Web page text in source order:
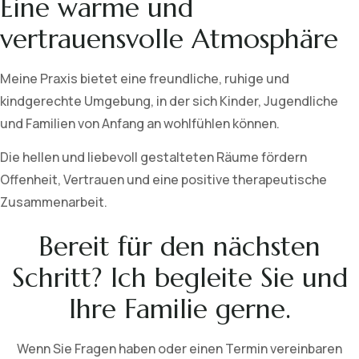
Eine warme und
vertrauensvolle Atmosphäre
Meine Praxis bietet eine freundliche, ruhige und
kindgerechte Umgebung, in der sich Kinder, Jugendliche
und Familien von Anfang an wohlfühlen können.
Die hellen und liebevoll gestalteten Räume fördern
Offenheit, Vertrauen und eine positive therapeutische
Zusammenarbeit.
Bereit für den nächsten
Schritt? Ich begleite Sie und
Ihre Familie gerne.
Wenn Sie Fragen haben oder einen Termin vereinbaren